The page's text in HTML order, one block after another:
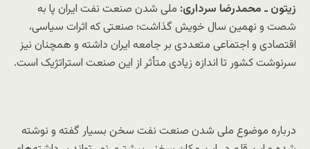
زیتون ـ محمدرضا سرداری: ملی شدن صنعت نفت ایران پا به
شصت‌ و نهمین سال خویش گذاشت؛ صنعتی که اثرات سیاسی،
اقتصادی و اجتماعی متعددی بر جامعه ایران داشته و همچنان نیز
سرنوشت کشور تا اندازه زیادی متأثر از این صنعت استراتژیک است.
درباره موضوع ملی شدن صنعت نفت سخن بسیار گفته و نوشته